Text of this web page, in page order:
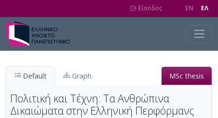
Είσοδος EN EΛ
Default Graph MSc thesis
Πολιτική και Τέχνη: Τα Ανθρώπινα
Δικαιώματα στην Ελληνική Περφόρμανς